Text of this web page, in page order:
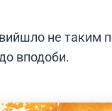
не таким
вподоби.